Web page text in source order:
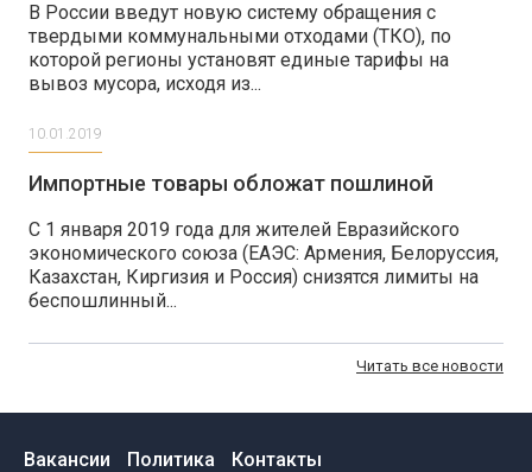
В России введут новую систему обращения с
твердыми коммунальными отходами (ТКО), по
которой регионы установят единые тарифы на
вывоз мусора, исходя из...
10.01.2019
Импортные товары обложат пошлиной
С 1 января 2019 года для жителей Евразийского
экономического союза (ЕАЭС: Армения, Белоруссия,
Казахстан, Киргизия и Россия) снизятся лимиты на
беспошлинный...
Читать все новости
Вакансии Политика Контакты